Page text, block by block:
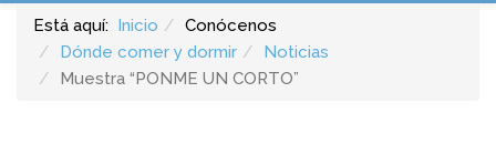
Está aquí: Inicio
Conócenos
Dónde comer y dormir
Noticias
Muestra “PONME UN CORTO”